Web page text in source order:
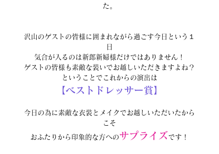
た。
沢山のゲストの皆様に囲まれながら過ごす今日という１
日
気合が入るのは新郎新婦様だけではありません！
ゲストの皆様も素敵な装いでお越しいただきますよね？
ということでこれからの演出は
【ベストドレッサー賞】
今日の為に素敵な衣装とメイクでお越しいただいたから
こそ
おふたりから印象的な方へのサプライズです！